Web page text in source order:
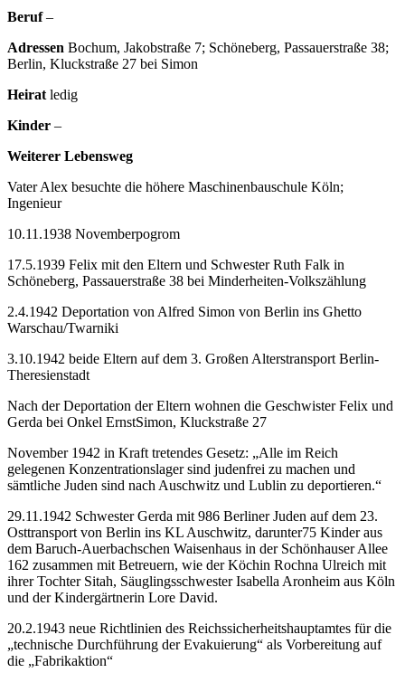
Beruf–
Adressen Bochum, Jakobstraße 7; Schöneberg, Passauerstraße 38;
Berlin, Kluckstraße 27 bei Simon
Heirat ledig
Kinder –
Weiterer Lebensweg
Vater Alex besuchte die höhere Maschinenbauschule Köln;
Ingenieur
10.11.1938 Novemberpogrom
17.5.1939 Felix mit den Eltern und Schwester Ruth Falk in
Schöneberg, Passauerstraße 38 bei Minderheiten-Volkszählung
2.4.1942 Deportation von Alfred Simon von Berlin ins Ghetto
Warschau/Twarniki
3.10.1942 beide Eltern auf dem 3. Großen Alterstransport Berlin-
Theresienstadt
Nach der Deportation der Eltern wohnen die Geschwister Felix und
Gerda bei Onkel ErnstSimon, Kluckstraße 27
November 1942 in Kraft tretendes Gesetz: „Alle im Reich
gelegenen Konzentrationslager sind judenfrei zu machen und
sämtliche Juden sind nach Auschwitz und Lublin zu deportieren.“
29.11.1942 Schwester Gerda mit 986 Berliner Juden auf dem 23.
Osttransport von Berlin ins KL Auschwitz, darunter75 Kinder aus
dem Baruch-Auerbachschen Waisenhaus in der Schönhauser Allee
162 zusammen mit Betreuern, wie der Köchin Rochna Ulreich mit
ihrer Tochter Sitah, Säuglingsschwester Isabella Aronheim aus Köln
und der Kindergärtnerin Lore David.
20.2.1943 neue Richtlinien des Reichssicherheitshauptamtes für die
„technische Durchführung der Evakuierung“ als Vorbereitung auf
die „Fabrikaktion“